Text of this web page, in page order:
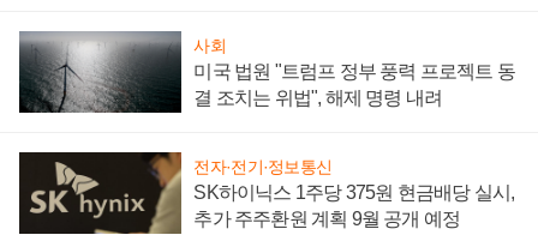
사회
미국 법원 "트럼프 정부 풍력 프로젝트 동
결 조치는 위법", 해제 명령 내려
전자·전기·정보통신
SK하이닉스 1주당 375원 현금배당 실시,
추가 주주환원 계획 9월 공개 예정